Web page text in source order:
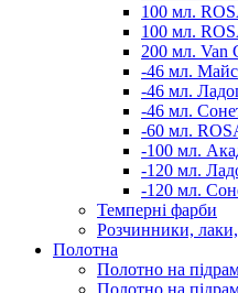
100 мл.
100 мл.
200 мл. Van
-46 мл.
-46 мл.
-46 мл.
-60 мл.
-100 мл.
-120 мл.
-120 мл.
Темперні фарби
Розчинники,
Полотна
Полотно на
Полотно на